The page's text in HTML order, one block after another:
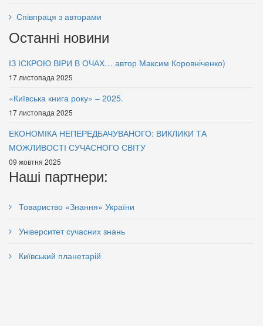
Ідеї правлять світом
85 грн.
85 грн.
Співпраця з авторами
Останні новини
ІЗ ІСКРОЮ ВІРИ В ОЧАХ… автор Максим Коровніченко)
17 листопада 2025
«Київська книга року» – 2025.
17 листопада 2025
ЕКОНОМІКА НЕПЕРЕДБАЧУВАНОГО: ВИКЛИКИ ТА
МОЖЛИВОСТІ СУЧАСНОГО СВІТУ
09 жовтня 2025
Наші партнери:
Товариство «Знання» України
Університет сучасних знань
Київський планетарій